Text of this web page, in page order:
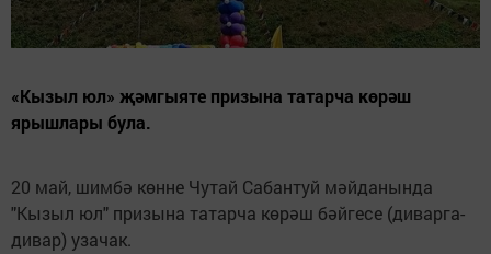
«Кызыл юл» җәмгыяте призына татарча көрәш
ярышлары була.
20 май, шимбә көнне Чутай Сабантуй мәйданында
"Кызыл юл" призына татарча көрәш бәйгесе (диварга-
дивар) узачак.